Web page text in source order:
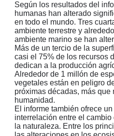
Según los resultados del
humanas han alterado
en todo el mundo. Tres
ambiente terrestre y
ambiente marino se han
Más de un tercio de la
casi el 75% de los recursos
dedican a la producción
Alrededor de 1 millón de
vegetales están en peligro
próximas décadas, más
humanidad.
El informe también ofrece
interrelación entre el
la naturaleza. Entre los